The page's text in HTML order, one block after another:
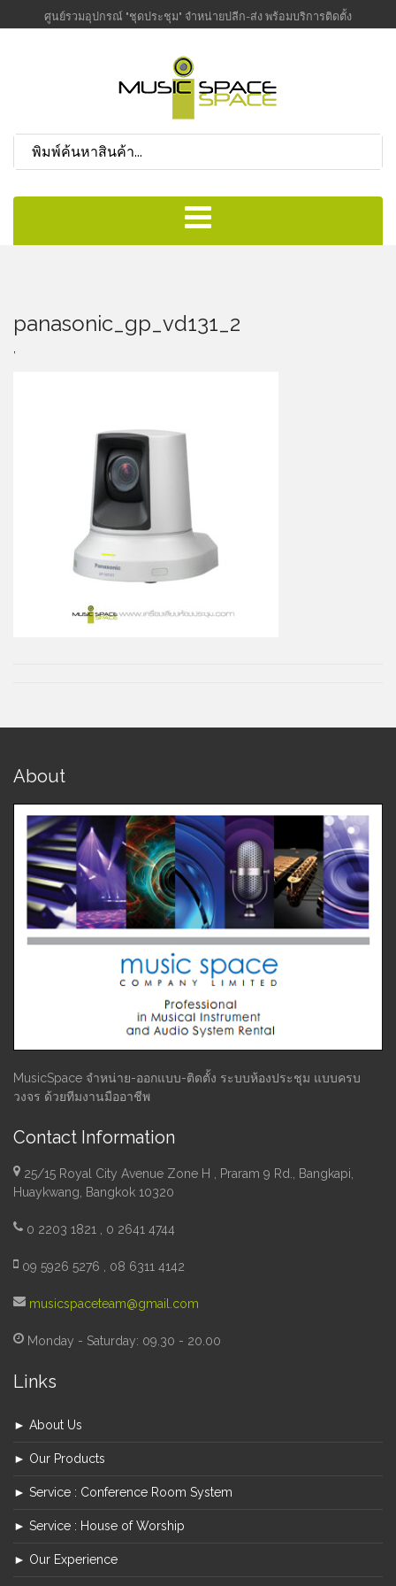
ศูนย์รวมอุปกรณ์ "ชุดประชุม" จำหน่ายปลีก-ส่ง พร้อมบริการติดตั้ง
panasonic_gp_vd131_2
About
MusicSpace จำหน่าย-ออกแบบ-ติดตั้ง ระบบห้องประชุม แบบครบ
วงจร ด้วยทีมงานมืออาชีพ
Contact Information
25/15 Royal City Avenue Zone H , Praram 9 Rd., Bangkapi,
Huaykwang, Bangkok 10320
0 2203 1821 , 0 2641 4744
09 5926 5276 , 08 6311 4142
musicspaceteam@gmail.com
Monday - Saturday: 09.30 - 20.00
Links
► About Us
► Our Products
► Service : Conference Room System
► Service : House of Worship
► Our Experience